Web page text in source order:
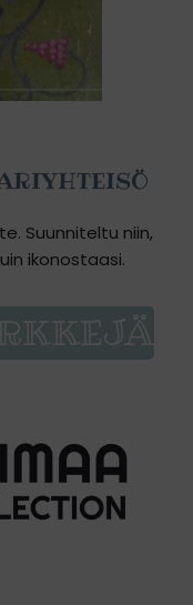
Suunniteltu niin,
ikonostaasi.